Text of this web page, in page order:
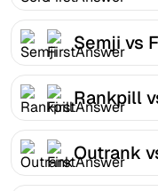
Semji vs
Rankpill
Outrank